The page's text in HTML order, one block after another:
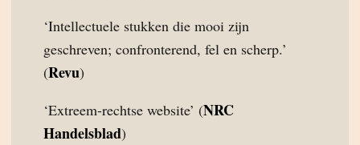
‘Intellectuele stukken die mooi zijn
geschreven; confronterend, fel en scherp.’
(Revu)
‘Extreem-rechtse website’ (NRC
Handelsblad)